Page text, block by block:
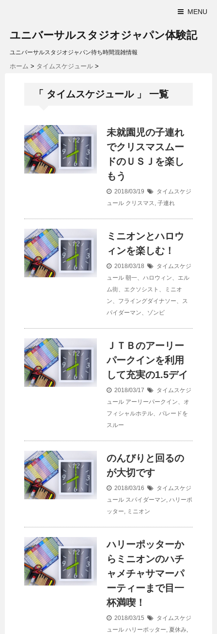
MENU
ユニバーサルスタジオジャパン体験記
ユニバーサルスタジオジャパン待ち時間混雑情報
ホーム > タイムスケジュール >
「 タイムスケジュール 」 一覧
未就園児の子連れ
でクリスマスムー
ドのＵＳＪを楽し
もう
2018/03/19
タイムスケジ
ュール クリスマス, 子連れ
ミニオンとハロウ
ィンを楽しむ！
2018/03/18
タイムスケジ
ュール 朝一、ハロウィン、エル
ム街、エクソシスト、ミニオ
ン、フライングダイナソー、ス
パイダーマン、ゾンビ
ＪＴＢのアーリー
パークインを利用
して充実の1.5デイ
2018/03/17
タイムスケジ
ュール アーリーパークイン、オ
フィシャルホテル、パレードを
スルー
のんびりと回るの
が大切です
2018/03/16
タイムスケジ
ュール スパイダーマン, ハリーポ
ッター, ミニオン
ハリーポッターか
らミニオンのハチ
ャメチャサマーパ
ーティーまで目一
杯満喫！
2018/03/15
タイムスケジ
ュール ハリーポッター, 夏休み,